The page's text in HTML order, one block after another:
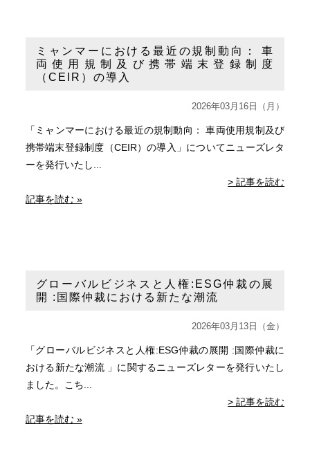
ミャンマーにおける最近の規制動向： 車
両使用規制及び携帯端末登録制度
（CEIR）の導入
2026年03月16日（月）
「ミャンマーにおける最近の規制動向： 車両使用規制及び
携帯端末登録制度（CEIR）の導入」についてニューズレタ
ーを発行いたし...
> 記事を読む
記事を読む »
グローバルビジネスと人権:ESG仲裁の展
開 :国際仲裁における新たな潮流
2026年03月13日（金）
「グローバルビジネスと人権:ESG仲裁の展開 :国際仲裁に
おける新たな潮流 」に関するニューズレターを発行いたし
ました。こち...
> 記事を読む
記事を読む »